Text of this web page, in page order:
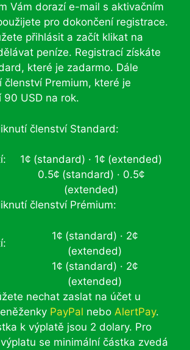
Vám dorazí e-mail s aktivačním
pro dokončení registrace.
přihlásit a začít klikat na
peníze. Registrací získáte
které je zadarmo. Dále
členství Premium, které je
90 USD na rok.
členství Standard:
1¢ (standard) · 1¢ (extended)
0.5¢ (standard) · 0.5¢
(extended)
členství Prémium:
1¢ (standard) · 2¢
(extended)
1¢ (standard) · 2¢
(extended)
nechat zaslat na účet u
PayPal nebo AlertPay.
k výplatě jsou 2 dolary. Pro
se minimální částka zvedá